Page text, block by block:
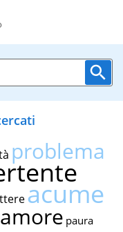
problema
acume
amore paura